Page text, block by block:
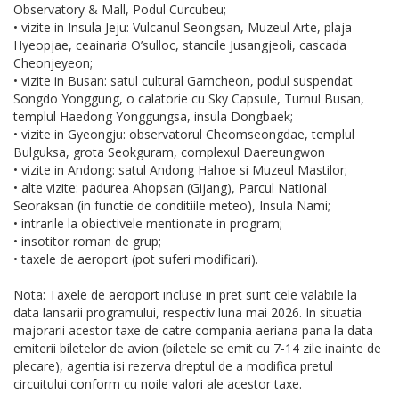
Observatory & Mall, Podul Curcubeu;
• vizite in Insula Jeju: Vulcanul Seongsan, Muzeul Arte, plaja
Hyeopjae, ceainaria O’sulloc, stancile Jusangjeoli, cascada
Cheonjeyeon;
• vizite in Busan: satul cultural Gamcheon, podul suspendat
Songdo Yonggung, o calatorie cu Sky Capsule, Turnul Busan,
templul Haedong Yonggungsa, insula Dongbaek;
• vizite in Gyeongju: observatorul Cheomseongdae, templul
Bulguksa, grota Seokguram, complexul Daereungwon
• vizite in Andong: satul Andong Hahoe si Muzeul Mastilor;
• alte vizite: padurea Ahopsan (Gijang), Parcul National
Seoraksan (in functie de conditiile meteo), Insula Nami;
• intrarile la obiectivele mentionate in program;
• insotitor roman de grup;
• taxele de aeroport (pot suferi modificari).
Nota: Taxele de aeroport incluse in pret sunt cele valabile la
data lansarii programului, respectiv luna mai 2026. In situatia
majorarii acestor taxe de catre compania aeriana pana la data
emiterii biletelor de avion (biletele se emit cu 7-14 zile inainte de
plecare), agentia isi rezerva dreptul de a modifica pretul
circuitului conform cu noile valori ale acestor taxe.